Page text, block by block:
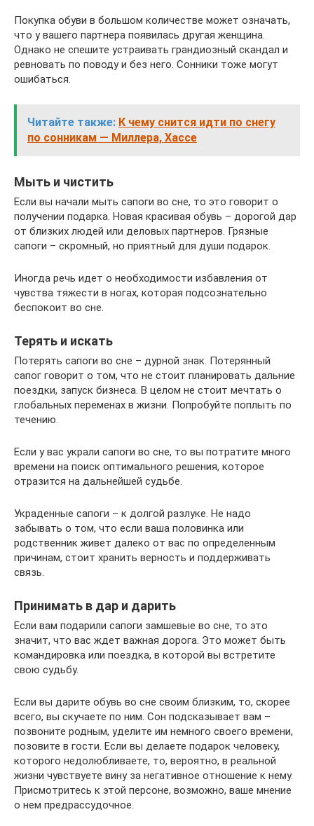
Покупка обуви в большом количестве может означать,
что у вашего партнера появилась другая женщина.
Однако не спешите устраивать грандиозный скандал и
ревновать по поводу и без него. Сонники тоже могут
ошибаться.
Читайте также: К чему снится идти по снегу
по сонникам — Миллера, Хассе
Мыть и чистить
Если вы начали мыть сапоги во сне, то это говорит о
получении подарка. Новая красивая обувь – дорогой дар
от близких людей или деловых партнеров. Грязные
сапоги – скромный, но приятный для души подарок.
Иногда речь идет о необходимости избавления от
чувства тяжести в ногах, которая подсознательно
беспокоит во сне.
Терять и искать
Потерять сапоги во сне – дурной знак. Потерянный
сапог говорит о том, что не стоит планировать дальние
поездки, запуск бизнеса. В целом не стоит мечтать о
глобальных переменах в жизни. Попробуйте поплыть по
течению.
Если у вас украли сапоги во сне, то вы потратите много
времени на поиск оптимального решения, которое
отразится на дальнейшей судьбе.
Украденные сапоги – к долгой разлуке. Не надо
забывать о том, что если ваша половинка или
родственник живет далеко от вас по определенным
причинам, стоит хранить верность и поддерживать
связь.
Принимать в дар и дарить
Если вам подарили сапоги замшевые во сне, то это
значит, что вас ждет важная дорога. Это может быть
командировка или поездка, в которой вы встретите
свою судьбу.
Если вы дарите обувь во сне своим близким, то, скорее
всего, вы скучаете по ним. Сон подсказывает вам –
позвоните родным, уделите им немного своего времени,
позовите в гости. Если вы делаете подарок человеку,
которого недолюбливаете, то, вероятно, в реальной
жизни чувствуете вину за негативное отношение к нему.
Присмотритесь к этой персоне, возможно, ваше мнение
о нем предрассудочное.